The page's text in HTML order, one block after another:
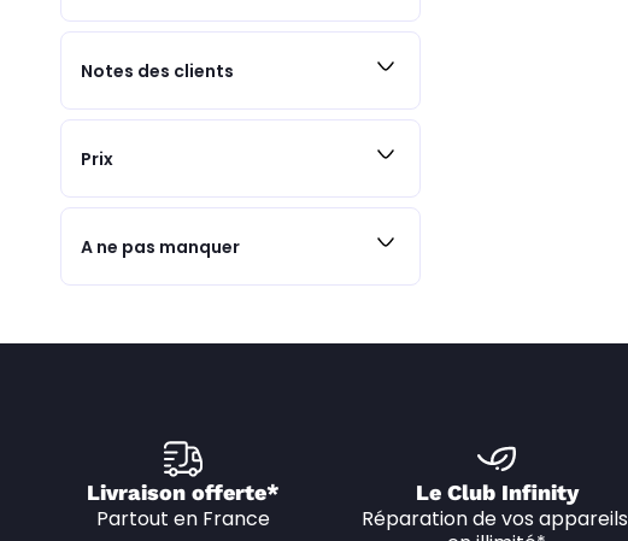
Notes des clients
Prix
A ne pas manquer
Livraison offerte*
Partout en France
Le Club Infinity
Réparation de vos appareils